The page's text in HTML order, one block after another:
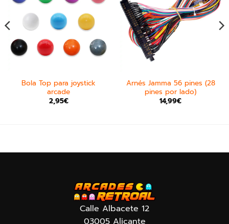
Bola Top para joystick
arcade
2,95€
Arnés Jamma 56 pines (28
pines por lado)
14,99€
Calle Albacete 12
03005 Alicante